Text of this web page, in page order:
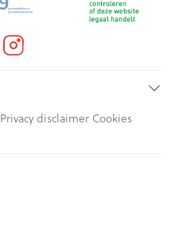
Privacy disclaimer Cookies